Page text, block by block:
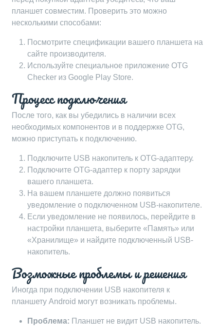
планшет совместим. Проверить это можно
несколькими способами:
Посмотрите спецификации вашего планшета на
сайте производителя.
Используйте специальное приложение OTG
Checker из Google Play Store.
Процесс подключения
После того, как вы убедились в наличии всех
необходимых компонентов и в поддержке OTG,
можно приступать к подключению.
Подключите USB накопитель к OTG-адаптеру.
Подключите OTG-адаптер к порту зарядки
вашего планшета.
На вашем планшете должно появиться
уведомление о подключенном USB-накопителе.
Если уведомление не появилось, перейдите в
настройки планшета, выберите «Память» или
«Хранилище» и найдите подключенный USB-
накопитель.
Возможные проблемы и решения
Иногда при подключении USB накопителя к
планшету Android могут возникать проблемы.
Проблема: Планшет не видит USB накопитель.